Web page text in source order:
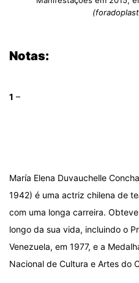
Notas:
1 –
María Elena Duvauchelle
1942) é uma actriz chilena de
com uma longa carreira.
longo da sua vida, incluindo o
Venezuela, em 1977, e a
Nacional de Cultura e Artes do